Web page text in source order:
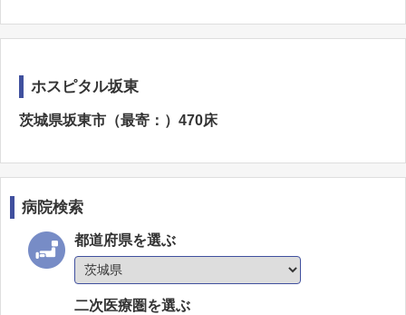
ホスピタル坂東
茨城県坂東市（最寄：）470床
病院検索
都道府県を選ぶ
二次医療圏を選ぶ